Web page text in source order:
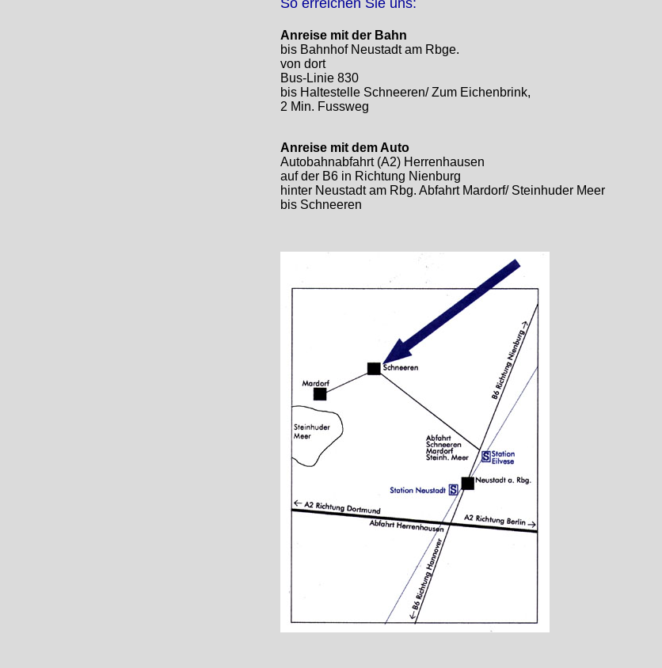
So erreichen Sie uns:
Anreise mit der Bahn
bis Bahnhof Neustadt am Rbge.
von dort
Bus-Linie 830
bis Haltestelle Schneeren/ Zum Eichenbrink,
2 Min. Fussweg
Anreise mit dem Auto
Autobahnabfahrt (A2) Herrenhausen
auf der B6 in Richtung Nienburg
hinter Neustadt am Rbg. Abfahrt Mardorf/ Steinhuder Meer
bis Schneeren